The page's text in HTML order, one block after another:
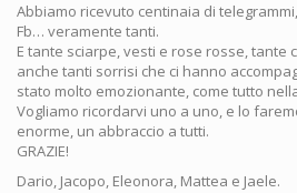
Abbiamo ricevuto centinaia di
Fb… veramente tanti.
E tante sciarpe, vesti e rose rosse, tante
anche tanti sorrisi che ci hanno
stato molto emozionante, come tutto
Vogliamo ricordarvi uno a uno, e lo
enorme, un abbraccio a tutti.
GRAZIE!
Dario, Jacopo, Eleonora, Mattea e Jaele.